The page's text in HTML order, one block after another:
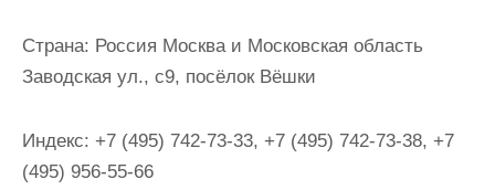
Страна: Россия Москва и Московская область
Заводская ул., с9, посёлок Вёшки
Индекс: +7 (495) 742-73-33, +7 (495) 742-73-38, +7
(495) 956-55-66